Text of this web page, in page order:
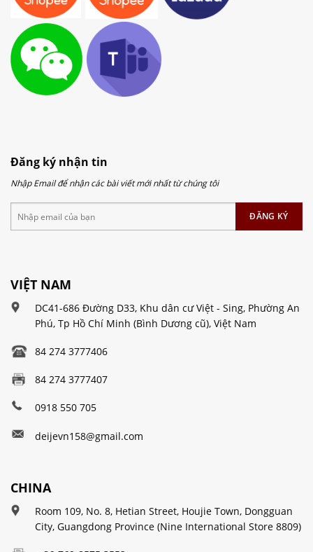
Đăng ký nhận tin
Nhập Email để nhận các bài viết mới nhất từ chúng tôi
VIỆT NAM
DC41-686 Đường D33, Khu dân cư Việt - Sing, Phường An
Phú, Tp Hồ Chí Minh (Bình Dương cũ), Việt Nam
84 274 3777406
84 274 3777407
0918 550 705
deijevn158@gmail.com
CHINA
Room 109, No. 8, Hetian Street, Houjie Town, Dongguan
City, Guangdong Province (Nine International Store 8809)